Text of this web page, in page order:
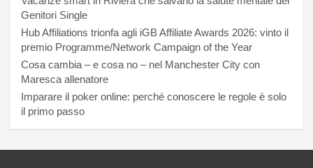
Genitori Single
Hub Affiliations trionfa agli iGB Affiliate Awards 2026: vinto il
premio Programme/Network Campaign of the Year
Cosa cambia – e cosa no – nel Manchester City con
Maresca allenatore
Imparare il poker online: perché conoscere le regole è solo
il primo passo